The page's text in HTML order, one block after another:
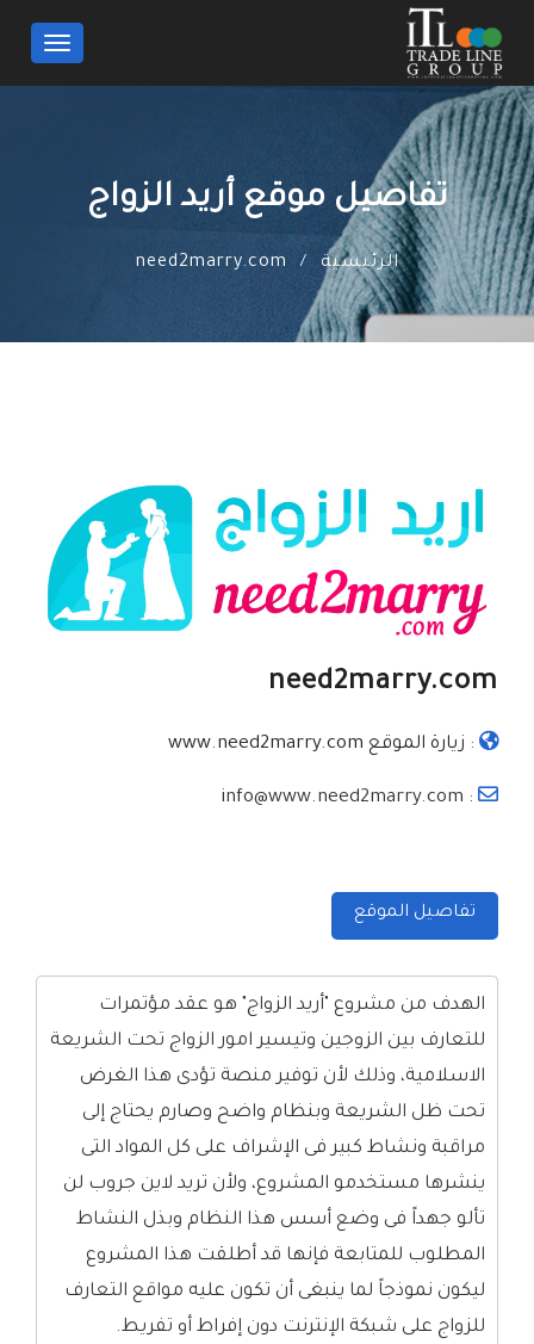
Toggle
تفاصيل موقع أريد الزواج
الرئيسية /
need2marry.com
need2marry.com
: زيارة الموقع www.need2marry.com
: info@www.need2marry.com
تفاصيل الموقع
الهدف من مشروع "أريد الزواج" هو عقد مؤتمرات
للتعارف بين الزوجين وتيسير امور الزواج تحت الشريعة
الاسلامية، وذلك لأن توفير منصة تؤدى هذا الغرض
تحت ظل الشريعة وبنظام واضح وصارم يحتاج إلى
مراقبة ونشاط كبير فى الإشراف على كل المواد التى
ينشرها مستخدمو المشروع، ولأن تريد لاين جروب لن
تألو جهداً فى وضع أسس هذا النظام وبذل النشاط
المطلوب للمتابعة فإنها قد أطلقت هذا المشروع
ليكون نموذجاً لما ينبغى أن تكون عليه مواقع التعارف
للزواج على شبكة الإنترنت دون إفراط أو تفريط.